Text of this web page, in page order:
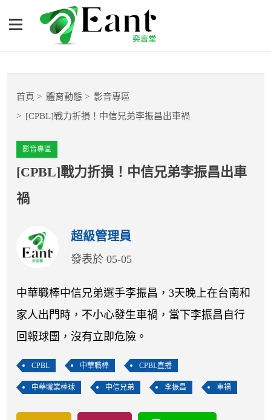
[CPBL]戰力折損！中信兄弟
李振昌出車禍
籃球
球隊數據
運彩報報
明星分析師
首頁 體育動態 影音專區
[CPBL]戰力折損！中信兄弟李振昌出車禍
影音專區
[CPBL]戰力折損！中信兄弟李振昌出車
禍
超級管理員
發表於 05-05
中華職棒中信兄弟選手李振昌，3天晚上在台南和
家人出門時，不小心發生車禍，當下李振昌自行
回報球團，沒有立即危險。
CPBL 中華職棒 CPBL直播
中華職業棒球 中信兄弟 李振昌 車禍